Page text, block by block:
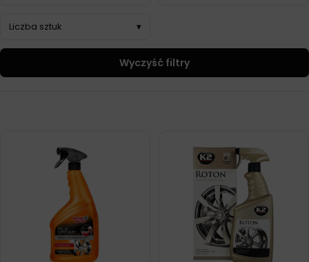
Liczba sztuk ▾
Wyczyść filtry